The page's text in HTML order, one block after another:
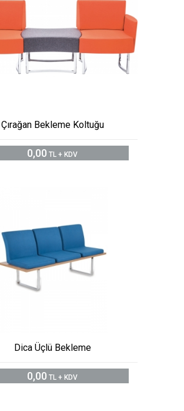
Çırağan Bekleme Koltuğu
0,00 TL + KDV
Dica Üçlü Bekleme
0,00 TL + KDV